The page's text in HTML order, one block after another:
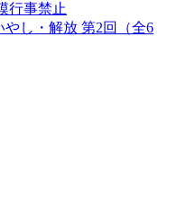
行事禁止
し・解放 第2回（全6